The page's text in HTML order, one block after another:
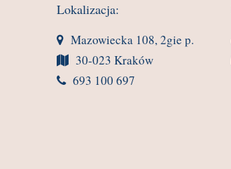
Lokalizacja:
Mazowiecka 108, 2gie p.
30-023 Kraków
693 100 697